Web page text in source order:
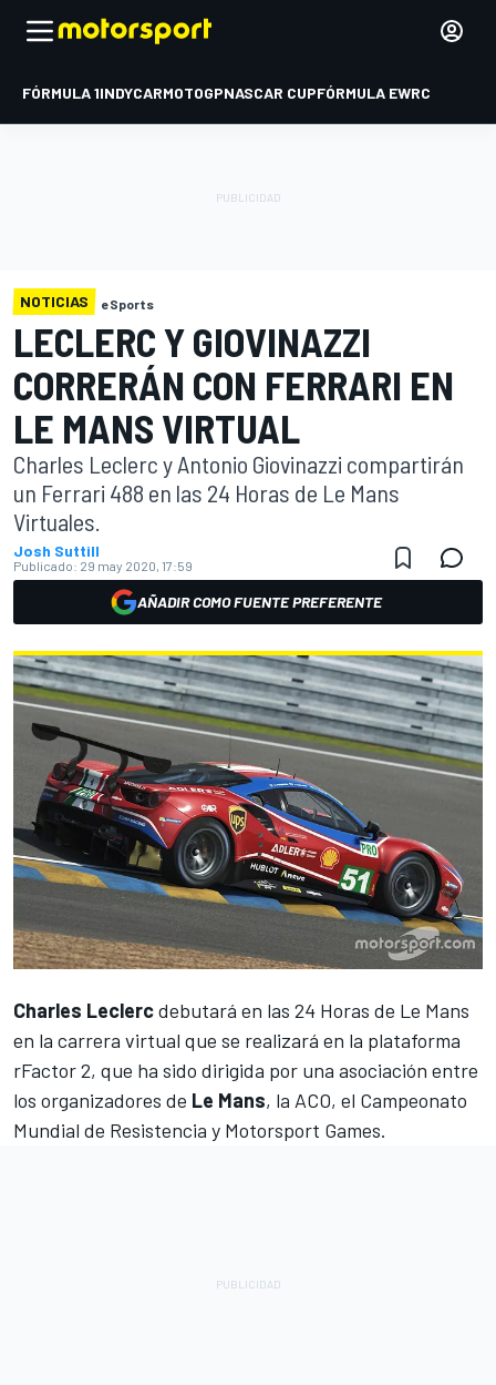
FÓRMULA 1INDYCARMOTOGPNASCAR CUPFÓRMULA EWRC
NOTICIAS eSports
LECLERC Y GIOVINAZZI
CORRERÁN CON FERRARI EN
LE MANS VIRTUAL
Charles Leclerc y Antonio Giovinazzi compartirán
un Ferrari 488 en las 24 Horas de Le Mans
Virtuales.
Josh Suttill
Publicado: 29 may 2020, 17:59
AÑADIR COMO FUENTE PREFERENTE
Charles Leclercdebutará en las 24 Horas de Le Mans
en la carrera virtual que se realizará en la plataforma
rFactor 2, que ha sido dirigida por una asociación entre
los organizadores de Le Mans, la ACO, el Campeonato
Mundial de Resistencia y Motorsport Games.